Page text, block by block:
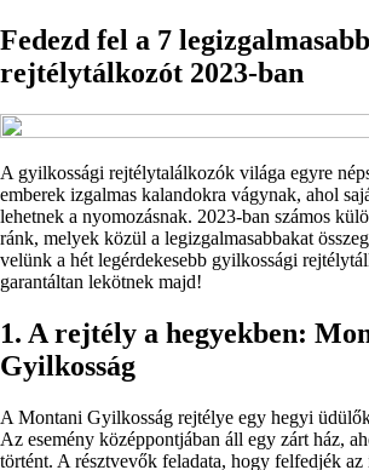
Fedezd fel a 7
rejtélytálkozót 2023-ban
A gyilkossági rejtélytalálkozók világa egyre
emberek izgalmas kalandokra vágynak, ahol
lehetnek a nyomozásnak. 2023-ban számos
ránk, melyek közül a legizgalmasabbakat
velünk a hét legérdekesebb gyilkossági
garantáltan lekötnek majd!
1. A rejtély a hegyekben:
Gyilkosság
A Montani Gyilkosság rejtélye egy hegyi
Az esemény középpontjában áll egy zárt ház,
történt. A résztvevők feladata, hogy felfedjék